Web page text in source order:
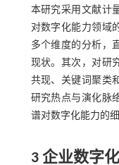
本研究采用文献计
对数字化能力领域
多个维度的分析，
现状。其次，对研
共现、关键词聚类
研究热点与演化脉
谱对数字化能力的
3 企业数字